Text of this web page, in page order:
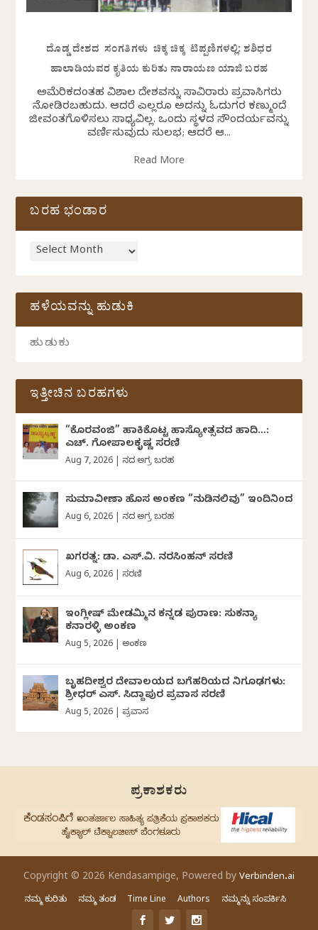
ದೊಡ್ಡ ದೇಶದ ಸಂಗತಿಗಳು ಚಿಕ್ಕ ಚಿಕ್ಕ ಟಿಪ್ಪಣಿಗಳಲ್ಲಿ: ಶಶಿಧರ
ಹಾಲಾಡಿಯವರ ಕೃತಿಯ ಕುರಿತು ನಾರಾಯಣ ಯಾಜಿ ಬರಹ
ಅಮೆರಿಕದಂತಹ ವಿಶಾಲ ದೇಶವನ್ನು ಸಾವಿರಾರು ಪ್ರವಾಸಿಗರು
ನೋಡಿರಬಹುದು. ಆದರೆ ಎಲ್ಲರೂ ಅದನ್ನು ಓದುಗರ ಕಣ್ಮುಂದೆ
ಜೀವಂತಗೊಳಿಸಲು ಸಾಧ್ಯವಿಲ್ಲ. ಒಂದು ಸ್ಥಳದ ಸೌಂದರ್ಯವನ್ನು
ವರ್ಣಿಸುವುದು ಸುಲಭ; ಆದರೆ ಆ...
Read More
ಬರಹ ಭಂಡಾರ
ಹಳೆಯವನ್ನು ಹುಡುಕಿ
ಇತ್ತೀಚಿನ ಬರಹಗಳು
“ಕೊರವಂಜಿ” ಹಾಕಿಕೊಟ್ಟ ಹಾಸ್ಯೋತ್ಸವದ ಹಾದಿ…:
ಎಚ್. ಗೋಪಾಲಕೃಷ್ಣ ಸರಣಿ
Aug 7, 2026 ದಿನದ ಅಗ್ರ ಬರಹ
ಸುಮಾವೀಣಾ ಹೊಸ ಅಂಕಣ “ನುಡಿನಲಿವು” ಇಂದಿನಿಂದ
Aug 6, 2026 ದಿನದ ಅಗ್ರ ಬರಹ
ಖಗರತ್ನ: ಡಾ. ಎಸ್.ವಿ. ನರಸಿಂಹನ್‌‌ ಸರಣಿ
Aug 6, 2026 ಸರಣಿ
ಇಂಗ್ಲೀಷ್ ಮೇಡಮ್ಮಿನ ಕನ್ನಡ ಪುರಾಣ: ಸುಕನ್ಯಾ
ಕನಾರಳ್ಳಿ ಅಂಕಣ
Aug 5, 2026 ಅಂಕಣ
ಬೃಹದೀಶ್ವರ ದೇವಾಲಯದ ಬಗೆಹರಿಯದ ನಿಗೂಢಗಳು:
ಶ್ರೀಧರ್‌ ಎಸ್.‌ ಸಿದ್ದಾಪುರ ಪ್ರವಾಸ ಸರಣಿ
Aug 5, 2026 ಪ್ರವಾಸ
ಪ್ರಕಾಶಕರು
Copyright © 2026 Kendasampige, Powered by Verbinden.ai
ನಮ್ಮ ಕುರಿತು ನಮ್ಮ ತಂಡ Time Line Authors ನಮ್ಮನ್ನು ಸಂಪರ್ಕಿಸಿ